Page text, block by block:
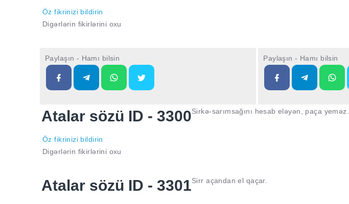
Öz fikrinizi bildirin
Digərlərin fikirlərini oxu
Paylaşın - Hamı bilsin Paylaşın - Hamı bilsin
Atalar sözü ID - 3300Sirkə-sarımsağını hesab eləyən, paça yeməz.
Öz fikrinizi bildirin
Digərlərin fikirlərini oxu
Atalar sözü ID - 3301Sirr açandan el qaçar.